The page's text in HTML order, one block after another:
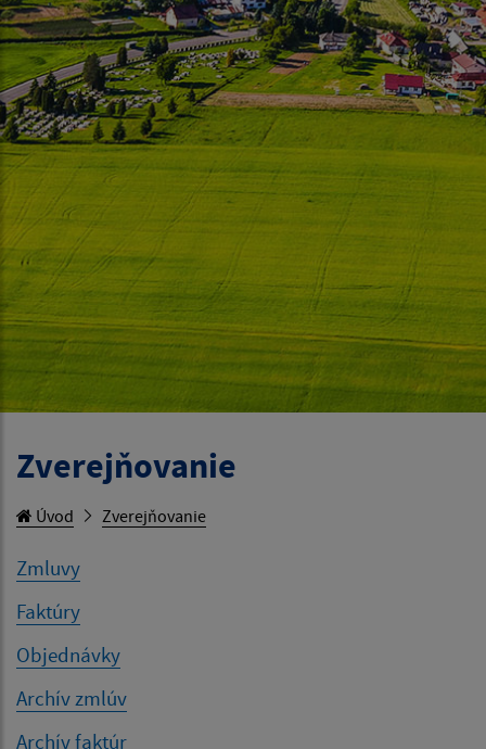
Zverejňovanie
Úvod Zverejňovanie
Zmluvy
Faktúry
Objednávky
Archív zmlúv
Archív faktúr